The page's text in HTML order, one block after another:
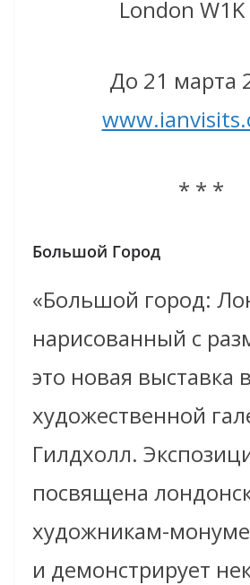
London W1K
До 21 марта
* * *
Большой Город
«Большой город:
нарисованный с
это новая выставка в
художественной
Гилдхолл.
посвящена
художникам-
и демонстрирует